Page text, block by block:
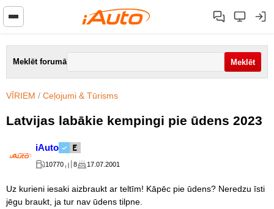
Meklēt forumā
VĪRIEM / Ceļojumi & Tūrisms
Latvijas labākie kempingi pie ūdens 2023
iAuto
10770 8 17.07.2001
Uz kurieni iesaki aizbraukt ar teltīm! Kāpēc pie ūdens? Neredzu īsti
jēgu braukt, ja tur nav ūdens tilpne.